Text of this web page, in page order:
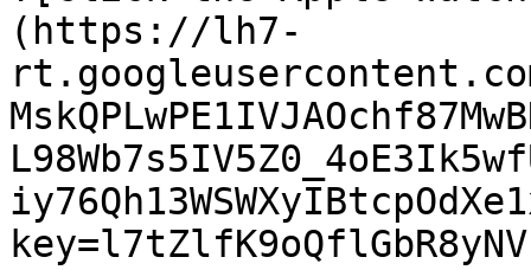
(https://lh7-